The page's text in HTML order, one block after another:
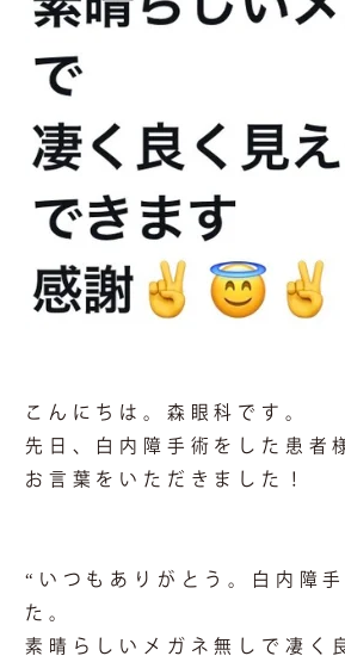
こんにちは。森眼科です。
先日、白内障手術をした患者
お言葉をいただきました！
“いつもありがとう。白内障
た。
素晴らしいメガネ無しで凄く